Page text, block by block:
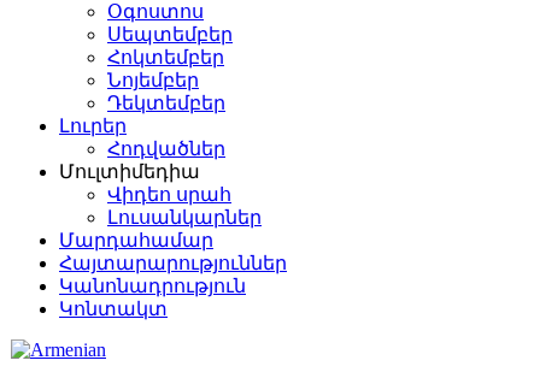
Օգոստոս
Սեպտեմբեր
Հոկտեմբեր
Նոյեմբեր
Դեկտեմբեր
Լուրեր
Հոդվածներ
Մուլտիմեդիա
Վիդեո սրահ
Լուսանկարներ
Մարդահամար
Հայտարարություններ
Կանոնադրություն
Կոնտակտ